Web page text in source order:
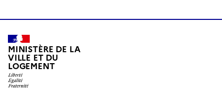
MINISTÈRE DE LA
VILLE ET DU
LOGEMENT